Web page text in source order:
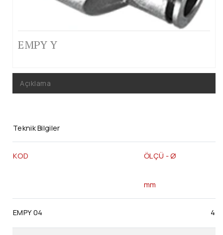
EMPY Y
Açıklama
Teknik Bilgiler
KOD ÖLÇÜ - Ø
mm
EMPY 04 4